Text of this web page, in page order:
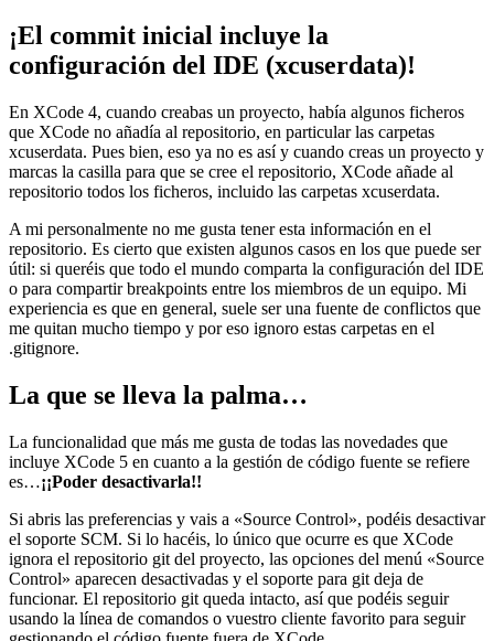
¡El commit inicial incluye la
configuración del IDE (xcuserdata)!
En XCode 4, cuando creabas un proyecto, había algunos ficheros
que XCode no añadía al repositorio, en particular las carpetas
xcuserdata. Pues bien, eso ya no es así y cuando creas un proyecto y
marcas la casilla para que se cree el repositorio, XCode añade al
repositorio todos los ficheros, incluido las carpetas xcuserdata.
A mi personalmente no me gusta tener esta información en el
repositorio. Es cierto que existen algunos casos en los que puede ser
útil: si queréis que todo el mundo comparta la configuración del IDE
o para compartir breakpoints entre los miembros de un equipo. Mi
experiencia es que en general, suele ser una fuente de conflictos que
me quitan mucho tiempo y por eso ignoro estas carpetas en el
.gitignore.
La que se lleva la palma…
La funcionalidad que más me gusta de todas las novedades que
incluye XCode 5 en cuanto a la gestión de código fuente se refiere
es…¡¡Poder desactivarla!!
Si abris las preferencias y vais a «Source Control», podéis desactivar
el soporte SCM. Si lo hacéis, lo único que ocurre es que XCode
ignora el repositorio git del proyecto, las opciones del menú «Source
Control» aparecen desactivadas y el soporte para git deja de
funcionar. El repositorio git queda intacto, así que podéis seguir
usando la línea de comandos o vuestro cliente favorito para seguir